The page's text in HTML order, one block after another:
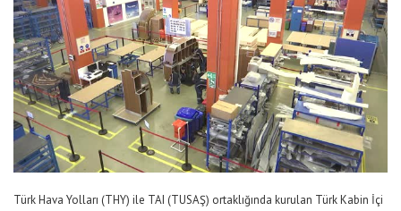
Türk Hava Yolları (THY) ile TAI (TUSAŞ) ortaklığında kurulan Türk Kabin İçi